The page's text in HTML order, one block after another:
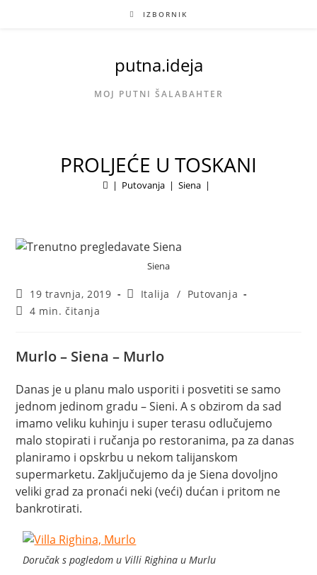
IZBORNIK
putna.ideja
MOJ PUTNI ŠALABAHTER
PROLJEĆE U TOSKANI
| Putovanja | Siena |
Siena
Objava
objavljena:
19 travnja, 2019
Kategorija
Italija / Putovanja
Vrijeme
4 min. čitanja
Murlo – Siena – Murlo
Danas je u planu malo usporiti i posvetiti se samo
jednom jedinom gradu – Sieni. A s obzirom da sad
imamo veliku kuhinju i super terasu odlučujemo
malo stopirati i ručanja po restoranima, pa za danas
planiramo i opskrbu u nekom talijanskom
supermarketu. Zaključujemo da je Siena dovoljno
veliki grad za pronaći neki (veći) dućan i pritom ne
bankrotirati.
Doručak s pogledom u Villi Righina u Murlu